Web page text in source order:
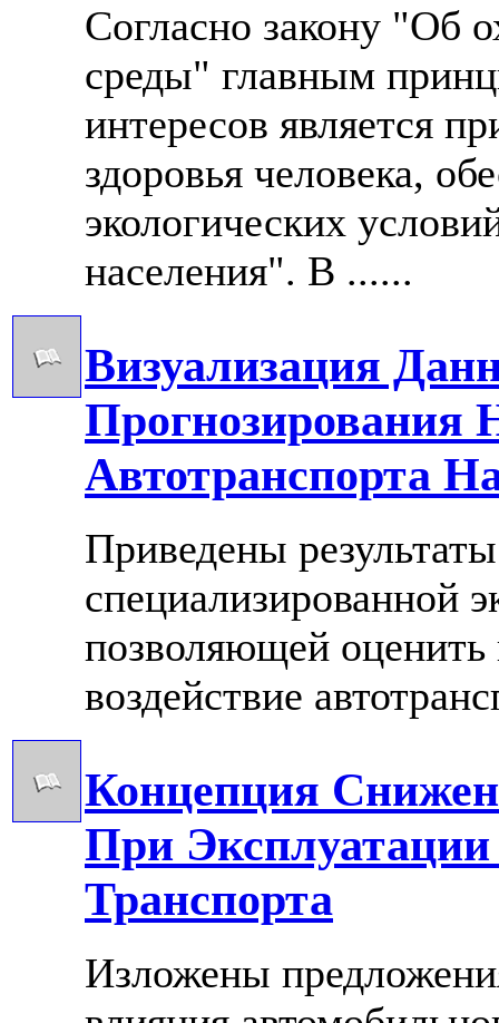
Согласно закону "Об
среды" главным
интересов является
здоровья человека,
экологических
населения". В ......
Визуализация
Прогнозирования
Автотранспорта
Приведены
специализированной
позволяющей оценить
воздействие
Концепция
При
Транспорта
Изложены